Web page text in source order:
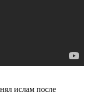
ислам после